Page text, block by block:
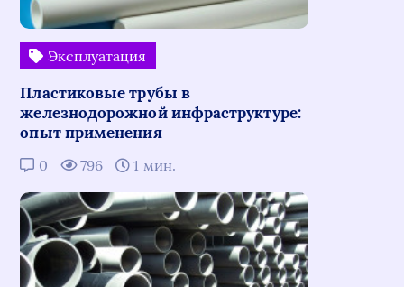
Эксплуатация
Пластиковые трубы в
железнодорожной инфраструктуре:
опыт применения
0 796 1 мин.